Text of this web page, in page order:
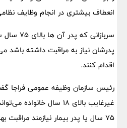
انعطاف بیشتری در انجام وظایف
پدرشان نیاز به مراقبت داشته باشد
اقدام کنند.
​رئیس سازمان وظیفه عمومی فراجا
غیرغایب بالای ۱۸ سال
۷۵ سال یا پدر بیمار نیازمند مراقبت بهره‌مند شود.»